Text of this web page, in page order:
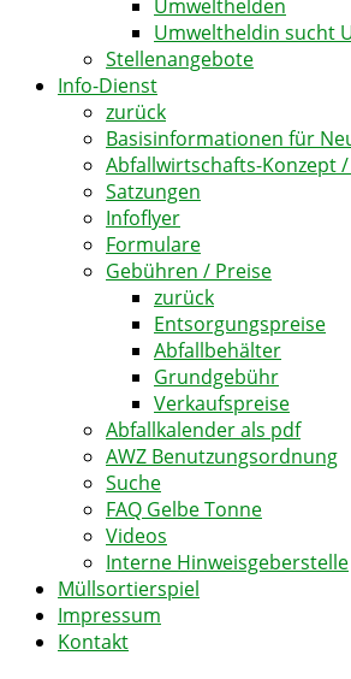
Umwelthelden
Umweltheldin sucht
Stellenangebote
Info-Dienst
zurück
Basisinformationen für
Abfallwirtschafts-Konzept
Satzungen
Infoflyer
Formulare
Gebühren / Preise
zurück
Entsorgungspreise
Abfallbehälter
Grundgebühr
Verkaufspreise
Abfallkalender als pdf
AWZ Benutzungsordnung
Suche
FAQ Gelbe Tonne
Videos
Interne Hinweisgeberstelle
Müllsortierspiel
Impressum
Kontakt